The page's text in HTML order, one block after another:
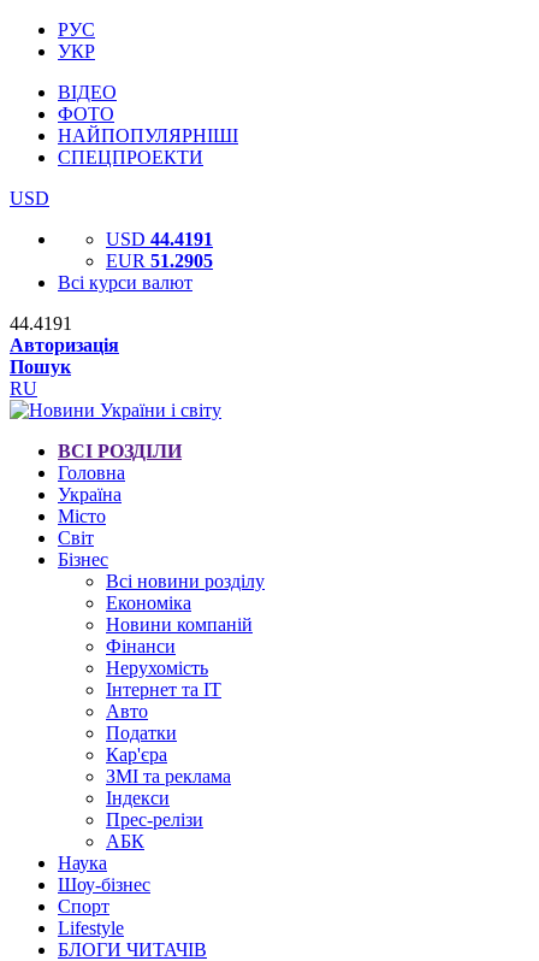
РУС
УКР
ВІДЕО
ФОТО
НАЙПОПУЛЯРНІШІ
СПЕЦПРОЕКТИ
USD
USD 44.4191
EUR 51.2905
Всі курси валют
44.4191
Авторизація
Пошук
RU
ВСІ РОЗДІЛИ
Головна
Україна
Місто
Світ
Бізнес
Всі новини розділу
Економіка
Новини компаній
Фінанси
Нерухомість
Інтернет та IT
Авто
Податки
Кар'єра
ЗМІ та реклама
Індекси
Прес-релізи
АБК
Наука
Шоу-бізнес
Спорт
Lifestyle
БЛОГИ ЧИТАЧІВ